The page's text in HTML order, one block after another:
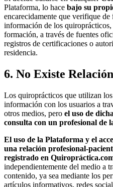
Plataforma, lo hace bajo su
encarecidamente que verifique
información de los
formación, a través de fuentes
registros de certificaciones o
residencia.
6. No Existe
Los quiroprácticos que utilizan los
información con los usuarios a
otros medios, pero el uso de
consulta con un profesional de
El uso de la Plataforma y el
una relación profesional-
registrado en
independientemente del medio a
contenido, ya sea mediante los
artículos informativos, redes